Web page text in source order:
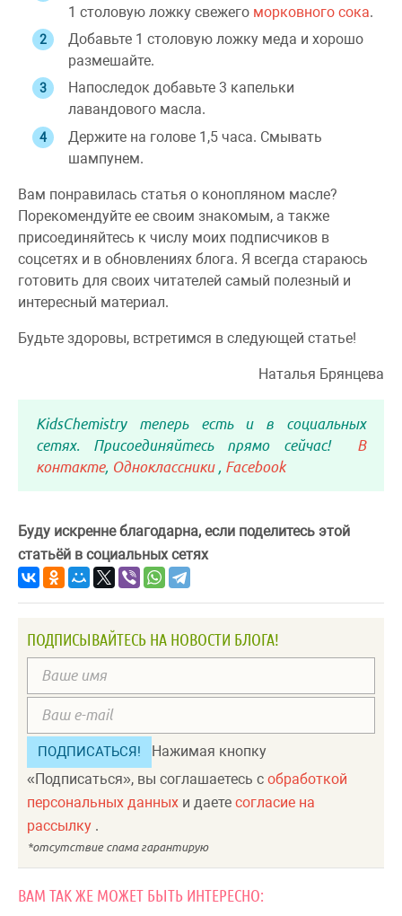
1 столовую ложку свежего морковного сока.
Добавьте 1 столовую ложку меда и хорошо
размешайте.
Напоследок добавьте 3 капельки
лавандового масла.
Держите на голове 1,5 часа. Смывать
шампунем.
Вам понравилась статья о конопляном масле?
Порекомендуйте ее своим знакомым, а также
присоединяйтесь к числу моих подписчиков в
соцсетях и в обновлениях блога. Я всегда стараюсь
готовить для своих читателей самый полезный и
интересный материал.
Будьте здоровы, встретимся в следующей статье!
Наталья Брянцева
KidsChemistry теперь есть и в социальных
сетях. Присоединяйтесь прямо сейчас! В
контакте, Одноклассники , Facebook
Буду искренне благодарна, если поделитесь этой
статьёй в социальных сетях
ПОДПИСЫВАЙТЕСЬ НА НОВОСТИ БЛОГА!
Нажимая кнопку
«Подписаться», вы соглашаетесь с обработкой
персональных данных и даете согласие на
рассылку .
ВАМ ТАК ЖЕ МОЖЕТ БЫТЬ ИНТЕРЕСНО: